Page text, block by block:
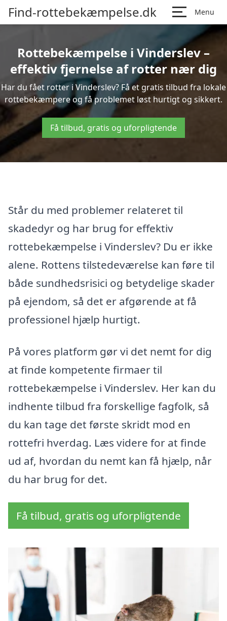
Find-rottebekæmpelse.dk Menu
Rottebekæmpelse i Vinderslev –
effektiv fjernelse af rotter nær dig
Har du fået rotter i Vinderslev? Få et gratis tilbud fra lokale
rottebekæmpere og få problemet løst hurtigt og sikkert.
Få tilbud, gratis og uforpligtende
Står du med problemer relateret til
skadedyr og har brug for effektiv
rottebekæmpelse i Vinderslev? Du er ikke
alene. Rottens tilstedeværelse kan føre til
både sundhedsrisici og betydelige skader
på ejendom, så det er afgørende at få
professionel hjælp hurtigt.
På vores platform gør vi det nemt for dig
at finde kompetente firmaer til
rottebekæmpelse i Vinderslev. Her kan du
indhente tilbud fra forskellige fagfolk, så
du kan tage det første skridt mod en
rottefri hverdag. Læs videre for at finde
ud af, hvordan du nemt kan få hjælp, når
du har brug for det.
Få tilbud, gratis og uforpligtende